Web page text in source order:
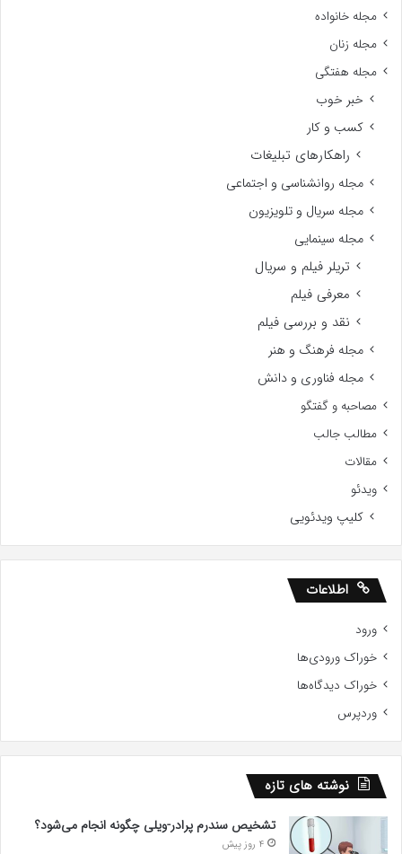
مجله خانواده
مجله زنان
مجله هفتگی
خبر خوب
کسب و کار
راهکارهای تبلیغات
مجله روانشناسی و اجتماعی
مجله سریال و تلویزیون
مجله سینمایی
تریلر فیلم و سریال
معرفی فیلم
نقد و بررسی فیلم
مجله فرهنگ و هنر
مجله فناوری و دانش
مصاحبه و گفتگو
مطالب جالب
مقالات
ویدئو
کلیپ ویدئویی
اطلاعات
ورود
خوراک ورودی‌ها
خوراک دیدگاه‌ها
وردپرس
نوشته های تازه
تشخیص سندرم پرادر-ویلی چگونه انجام می‌شود؟
4 روز پیش